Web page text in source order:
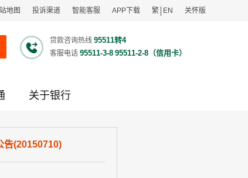
地图 投诉渠道 智能客服 APP下载 繁 EN 关怀版
贷款咨询热线 95511转4
客服电话 95511-3-8 95511-2-8（信用卡）
关于银行
告(20150710)